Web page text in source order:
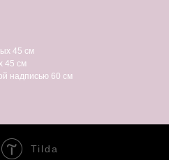
45 см
45 см
надписью 60 см
Tilda